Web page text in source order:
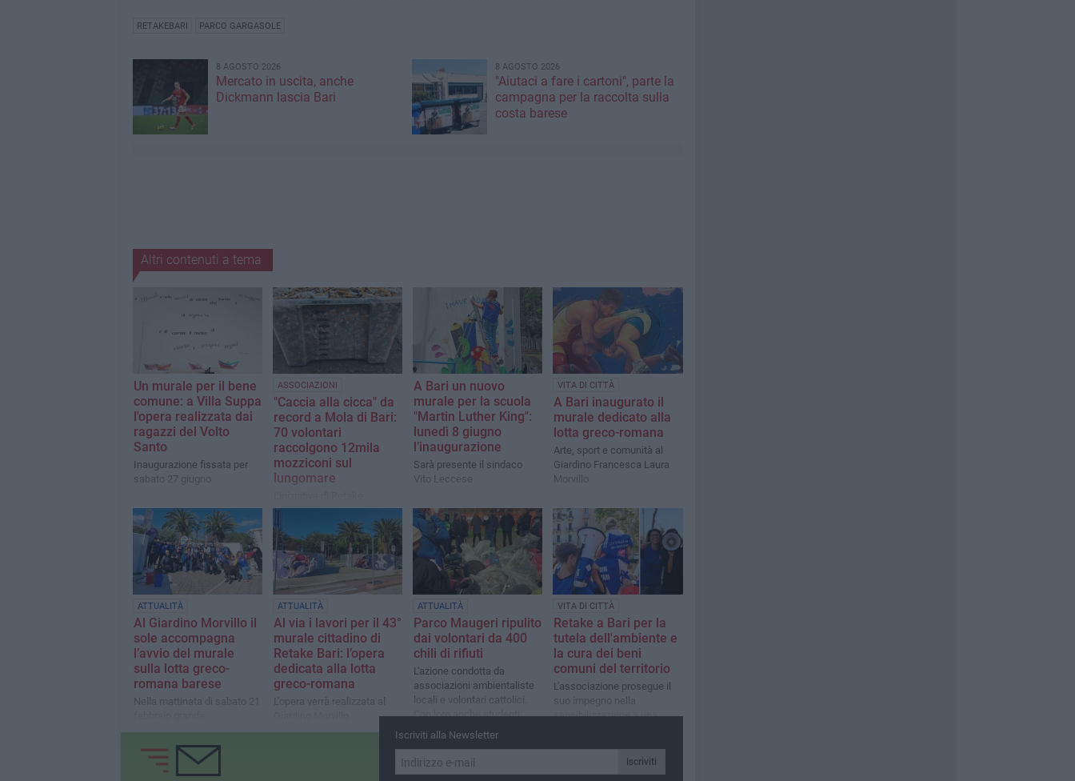
RETAKEBARI PARCO GARGASOLE
8 AGOSTO 2026
Mercato in uscita, anche
Dickmann lascia Bari
8 AGOSTO 2026
"Aiutaci a fare i cartoni", parte la
campagna per la raccolta sulla
costa barese
Altri contenuti a tema
Un murale per il bene
comune: a Villa Suppa
l'opera realizzata dai
ragazzi del Volto
Santo
Inaugurazione fissata per
sabato 27 giugno
ASSOCIAZIONI
"Caccia alla cicca" da
record a Mola di Bari:
70 volontari
raccolgono 12mila
mozziconi sul
lungomare
A Bari un nuovo
murale per la scuola
"Martin Luther King":
lunedì 8 giugno
l’inaugurazione
Sarà presente il sindaco
Vito Leccese
VITA DI CITTÀ
A Bari inaugurato il
murale dedicato alla
lotta greco-romana
Arte, sport e comunità al
Giardino Francesca Laura
Morvillo
ATTUALITÀ
Al Giardino Morvillo il
sole accompagna
l’avvio del murale
sulla lotta greco-
romana barese
Nella mattinata di sabato 21
partecipazione per un
evento che simboleggia un
nuovo inizio
ATTUALITÀ
Al via i lavori per il 43°
murale cittadino di
Retake Bari: l’opera
dedicata alla lotta
greco-romana
L'opera verrà realizzata al
ATTUALITÀ
Parco Maugeri ripulito
dai volontari da 400
chili di rifiuti
L'azione condotta da
associazioni ambientaliste
locali e volontari cattolici.
Con loro anche studenti
Erasmus
VITA DI CITTÀ
Retake a Bari per la
tutela dell'ambiente e
la cura dei beni
comuni del territorio
L'associazione prosegue il
suo impegno nella
sensibilizzazione a una
Iscriviti alla Newsletter
Iscriviti